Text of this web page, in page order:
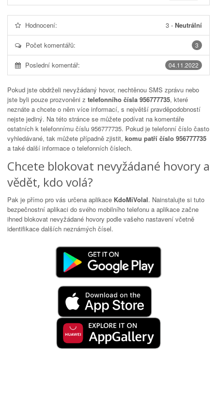
Hodnocení: 3 - Neutrální
3
Počet komentářů:
04.11.2022
Poslední komentář:
Pokud jste obdrželi nevyžádaný hovor, nechtěnou SMS zprávu nebo
jste byli pouze prozvoněni z telefonního čísla 956777735, které
neznáte a chcete o něm více informací, s největší pravděpodobností
nejste jediný. Na této stránce se můžete podívat na komentáře
ostatních k telefonnímu číslu 956777735. Pokud je telefonní číslo často
vyhledávané, tak můžete případně zjistit, komu patří číslo 956777735
a také další informace o telefonních číslech.
Chcete blokovat nevyžádané hovory a
vědět, kdo volá?
Pak je přímo pro vás určena aplikace KdoMiVolal. Nainstalujte si tuto
bezpečnostní aplikaci do svého mobilního telefonu a aplikace začne
ihned blokovat nevyžádané hovory podle vašeho nastavení včetně
identifikace dalších neznámých čísel.